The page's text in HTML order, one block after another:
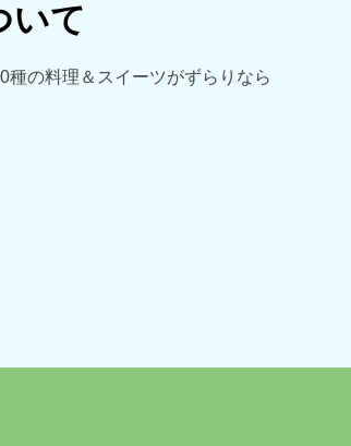
いて
の料理＆スイーツがずらりなら